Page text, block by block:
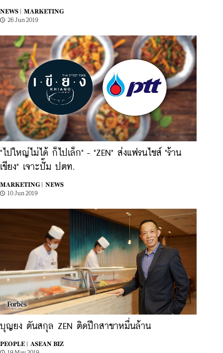
NEWS |
MARKETING
26 Jun 2019
"ไปใหญ่ไม่ได้ ก็ไปเล็ก" - "ZEN" ส่งแฟรนไชส์ "ร้าน
เขียง" เจาะปั๊ม ปตท.
MARKETING |
NEWS
10 Jun 2019
บุญยง ตันสกุล ZEN ติดปีกสาขาหมื่นล้าน
PEOPLE |
ASEAN BIZ